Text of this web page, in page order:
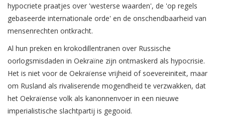
hypocriete praatjes over 'westerse waarden', de 'op regels
gebaseerde internationale orde' en de onschendbaarheid van
mensenrechten ontkracht.
Al hun preken en krokodillentranen over Russische
oorlogsmisdaden in Oekraïne zijn ontmaskerd als hypocrisie.
Het is niet voor de Oekraïense vrijheid of soevereiniteit, maar
om Rusland als rivaliserende mogendheid te verzwakken, dat
het Oekraïense volk als kanonnenvoer in een nieuwe
imperialistische slachtpartij is gegooid.